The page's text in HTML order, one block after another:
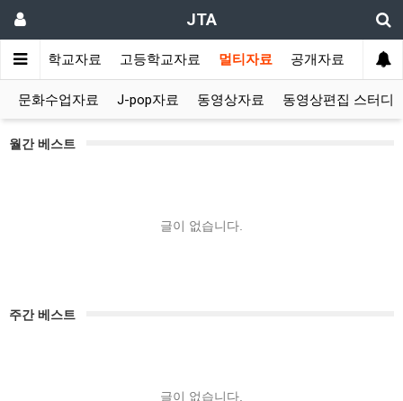
JTA
방 중학교자료 고등학교자료 멀티자료 공개자료
문화수업자료 J-pop자료 동영상자료 동영상편집 스터디
월간 베스트
글이 없습니다.
주간 베스트
글이 없습니다.